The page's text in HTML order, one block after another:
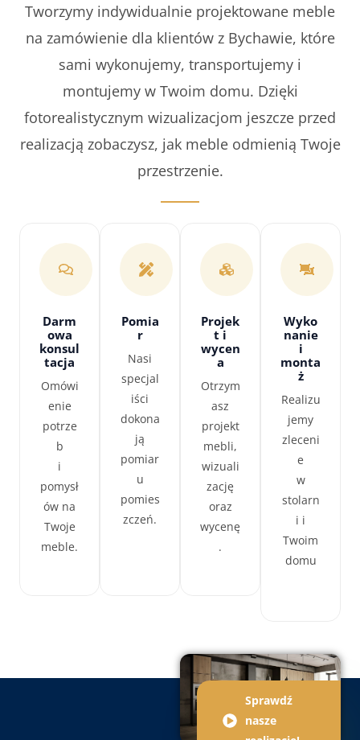
Tworzymy indywidualnie projektowane meble
na zamówienie dla klientów z Bychawie, które
sami wykonujemy, transportujemy i
montujemy w Twoim domu. Dzięki
fotorealistycznym wizualizacjom jeszcze przed
realizacją zobaczysz, jak meble odmienią Twoje
przestrzenie.
Darm
owa
konsul
tacja
Omówi
enie
potrze
b
i
pomysł
ów na
Twoje
meble.
Pomia
r
Nasi
specjal
iści
dokona
ją
pomiar
u
pomies
zczeń.
Projek
t i
wycen
a
Otrzym
asz
projekt
mebli,
wizuali
zację
oraz
wycenę
.
Wyko
nanie
i
monta
ż
Realizu
jemy
zleceni
e
w
stolarn
i i
Twoim
domu
Sprawdź
nasze